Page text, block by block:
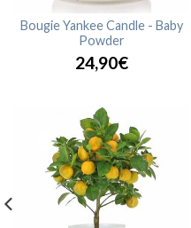
Bougie Yankee Candle - Baby
Powder
24,90€